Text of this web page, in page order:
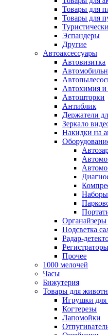
Товары для
Товары для
Эспандеры
Другие
Автоаксессуары
Автовизитка
Автохимия и
Автошторки
Антиблик
Держатели
Зеркало
Накидки на
Органайзеры
Подсветка
Радар-
Регистраторы
Прочее
1000 мелочей
Часы
Бижутерия
Товары для
Игрушки для
Когтерезы
Лапомойки